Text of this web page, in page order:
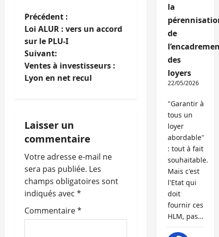
N
a
v
i
a
t
i
o
n
d
Précédent :
Loi ALUR : vers un accord
sur le PLU-I
Suivant:
Ventes à investisseurs :
Lyon en net recul
Laisser un
commentaire
Votre adresse e-mail ne
sera pas publiée. Les
champs obligatoires sont
indiqués avec *
Commentaire*
la
de
des
loyers
22/05/2026
"Garantir à
tous un
loyer
abordable"
: tout à fait
souhaitable.
Mais c'est
l'Etat qui
doit
fournir ces
HLM, pas…